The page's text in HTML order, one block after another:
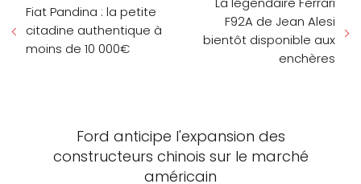
Fiat Pandina : la petite
citadine authentique à
moins de 10 000€
F92A de Jean Alesi
bientôt disponible aux
enchères
Ford anticipe l'expansion des
constructeurs chinois sur le marché
américain